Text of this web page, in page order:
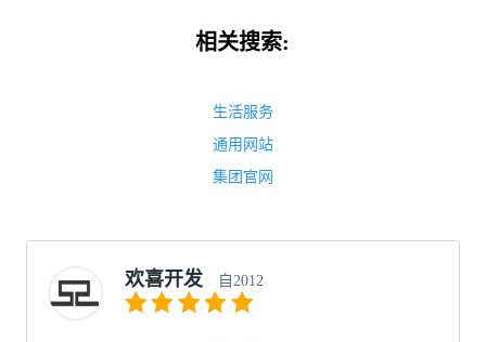
相关搜索:
生活服务
通用网站
集团官网
欢喜开发 自2012